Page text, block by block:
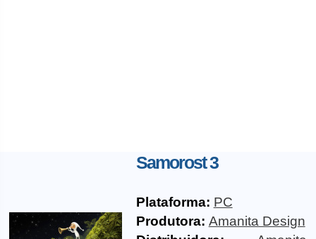
Samorost 3
Plataforma: PC
Produtora: Amanita Design